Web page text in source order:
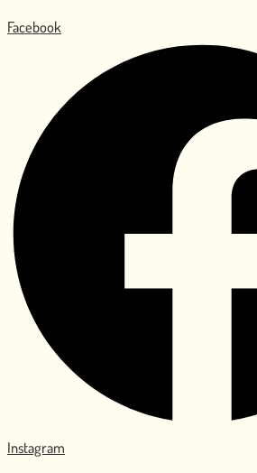
Facebook
Instagram